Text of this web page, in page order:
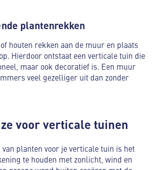
plantenrekken
houten rekken aan de muur en plaats
Hierdoor ontstaat een verticale tuin die
maar ook decoratief is. Een muur
veel gezelliger uit dan zonder
voor verticale tuinen
planten voor je verticale tuin is het
te houden met zonlicht, wind en